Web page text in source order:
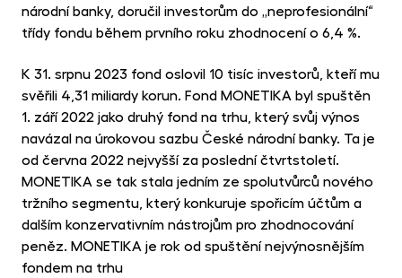
národní banky, doručil investorům do „neprofesionální“
třídy fondu během prvního roku zhodnocení o 6,4 %.
K 31. srpnu 2023 fond oslovil 10 tisíc investorů, kteří mu
svěřili 4,31 miliardy korun. Fond MONETIKA byl spuštěn
1. září 2022 jako druhý fond na trhu, který svůj výnos
navázal na úrokovou sazbu České národní banky. Ta je
od června 2022 nejvyšší za poslední čtvrtstoletí.
MONETIKA se tak stala jedním ze spolutvůrců nového
tržního segmentu, který konkuruje spořicím účtům a
dalším konzervativním nástrojům pro zhodnocování
peněz. MONETIKA je rok od spuštění nejvýnosnějším
fondem na trhu